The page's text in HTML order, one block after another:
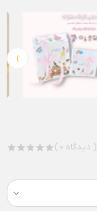
›
( 0 دیدگاه )